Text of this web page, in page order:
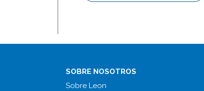
SOBRE NOSOTROS
Sobre Leon